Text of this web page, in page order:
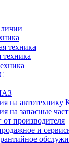
техника
техника
на
на запасные
от производителя
и